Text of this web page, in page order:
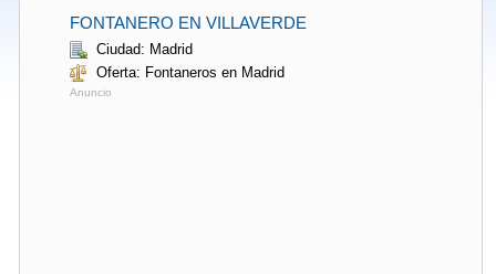
FONTANERO EN VILLAVERDE
Ciudad: Madrid
Oferta: Fontaneros en Madrid
Anuncio